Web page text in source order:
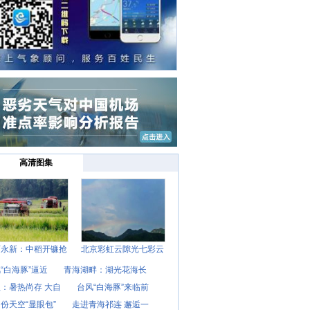
高清图集
新：中稻开镰抢 北京彩虹云隙光七彩云
白海豚”逼近
青海湖畔：湖光花海长
暑热尚存 大自
台风“白海豚”来临前
天空“显眼包”
走进青海祁连 邂逅一